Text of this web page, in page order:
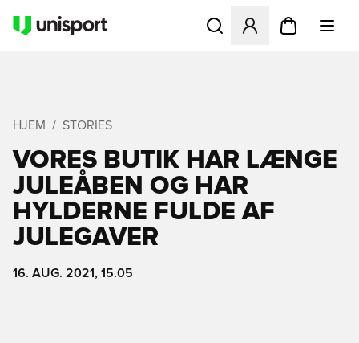
Åbner en Modal til at
HJEM STORIES
VORES BUTIK HAR LÆNGE
JULEÅBEN OG HAR
HYLDERNE FULDE AF
JULEGAVER
16. AUG. 2021, 15.05